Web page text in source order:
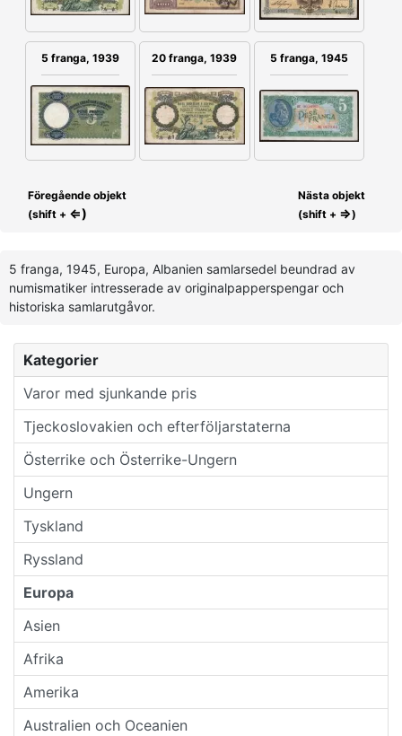
Kategorier
Varor med sjunkande pris
Tjeckoslovakien och efterföljarstaterna
Österrike och Österrike-Ungern
Ungern
Tyskland
Ryssland
Europa
Asien
Afrika
Amerika
Australien och Oceanien
5 franga, 1939 20 franga, 1939 5 franga, 1945
Föregående objekt
(shift + ⇐)
Nästa objekt
(shift + ⇒)
5 franga, 1945, Europa, Albanien samlarsedel beundrad av
numismatiker intresserade av originalpapperspengar och
historiska samlarutgåvor.